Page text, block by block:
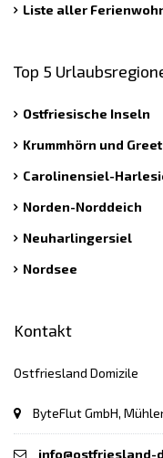
Liste aller
Top 5
Ostfriesische Inseln
Krummhörn und
Carolinensiel-
Norden-Norddeich
Neuharlingersiel
Nordsee
Kontakt
Ostfriesland Domizile
ByteFlut GmbH,
info@ostfriesland-